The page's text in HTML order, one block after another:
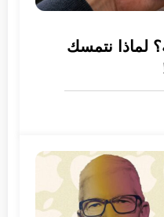
لماذا نتمسك